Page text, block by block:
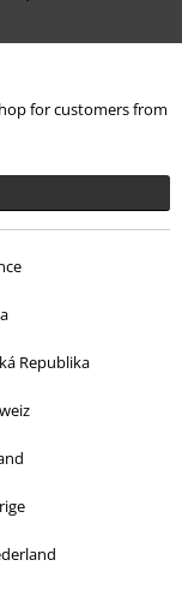
for customers from
Republika